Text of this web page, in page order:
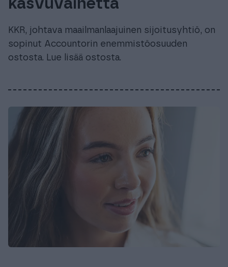
kasvuvaihetta
KKR, johtava maailmanlaajuinen sijoitusyhtiö, on
sopinut Accountorin enemmistöosuuden
ostosta. Lue lisää ostosta.